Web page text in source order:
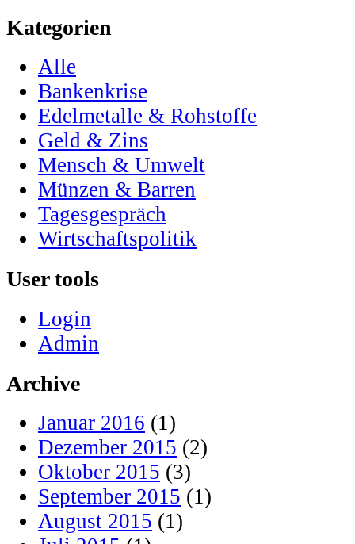
Kategorien
Alle
Bankenkrise
Edelmetalle & Rohstoffe
Geld & Zins
Mensch & Umwelt
Münzen & Barren
Tagesgespräch
Wirtschaftspolitik
User tools
Login
Admin
Archive
Januar 2016 (1)
Dezember 2015 (2)
Oktober 2015 (3)
September 2015 (1)
August 2015 (1)